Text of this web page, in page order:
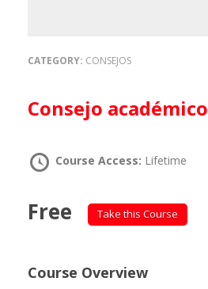
CATEGORY: CONSEJOS
Consejo académico
Course Access: Lifetime
Free Take this Course
Course Overview